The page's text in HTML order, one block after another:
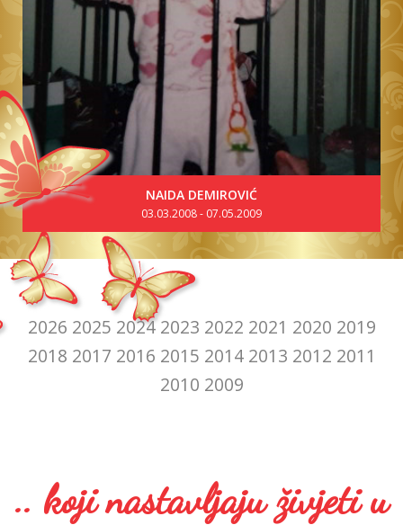
NAIDA DEMIROVIĆ
03.03.2008 - 07.05.2009
2026 2025 20242023 2022 2021 2020 2019
2018 2017 2016 2015 2014 2013 2012 2011
2010 2009
.. koji nastavljaju živjeti u